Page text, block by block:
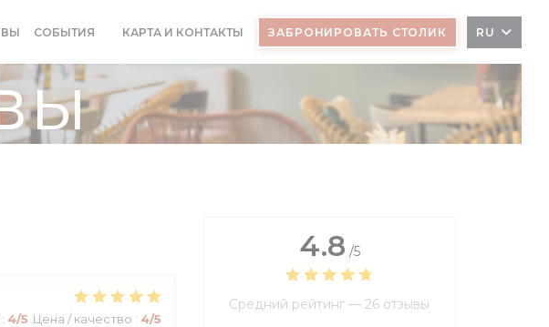
СОБЫТИЯ
((ОТКРЫВАЕТСЯ В НОВОМ ОКНЕ))
КАРТА И КОНТАКТЫ ЗАБРОНИРОВАТЬ СТОЛИК RU
: 4/5 Цена / качество : 4/5
4.8 /5
Средний рейтинг —26 отзывы